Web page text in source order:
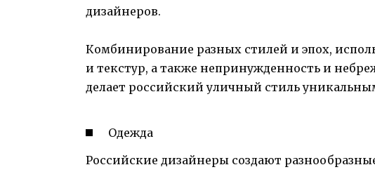
дизайнеров.
Комбинирование разных стилей и эпох,
и текстур, а также непринужденность и
делает российский уличный стиль
Одежда
Российские дизайнеры создают